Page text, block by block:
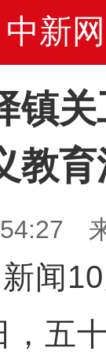
中新网
镇
教育
10
，五